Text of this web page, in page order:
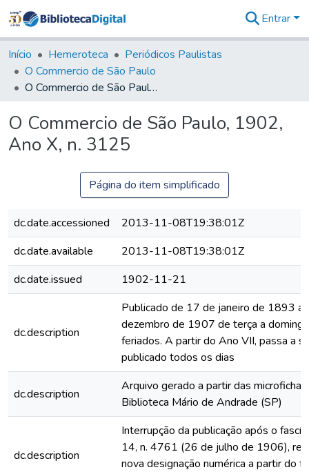
&
Coleções
Tudo na
Biblioteca
Estatísticas
Entrar
Início Hemeroteca
Periódicos Paulistas
O Commercio de São Paulo
O Commercio de São Paulo, 1902, Ano X, n. 3125
O Commercio de São Paulo, 1902,
Ano X, n. 3125
Página do item simplificado
dc.date.accessioned
2013-11-08T19:38:01Z
dc.date.available
2013-11-08T19:38:01Z
dc.date.issued
1902-11-21
dc.description
Publicado de 17 de janeiro de 1893 a
dezembro de 1907 de terça a
feriados. A partir do Ano VII, passa a
publicado todos os dias
dc.description
Arquivo gerado a partir das
Biblioteca Mário de Andrade (SP)
dc.description
Interrupção da publicação após o
14, n. 4761 (26 de julho de 1906),
nova designação numérica a partir do